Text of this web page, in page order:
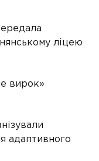
ліцею
вирок»
адаптивного